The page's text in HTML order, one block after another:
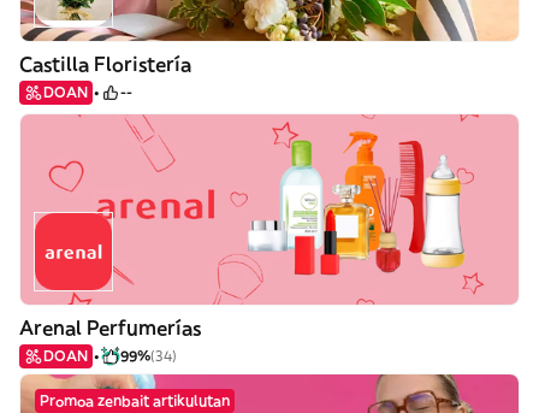
Castilla Floristería
DOAN --
Arenal Perfumerías
DOAN 99%(34)
Promoa zenbait artikulutan